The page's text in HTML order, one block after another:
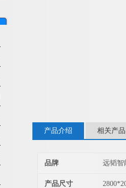
产品介绍 相关产品
品牌 远韬智
产品尺寸